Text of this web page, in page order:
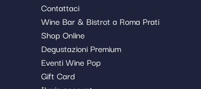
Contattaci
Wine Bar & Bistrot a Roma Prati
Shop Online
Degustazioni Premium
Eventi Wine Pop
Gift Card